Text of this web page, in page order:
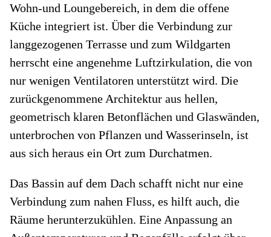
Wohn-und Loungebereich, in dem die offene
Küche integriert ist. Über die Verbindung zur
langgezogenen Terrasse und zum Wildgarten
herrscht eine angenehme Luftzirkulation, die von
nur wenigen Ventilatoren unterstützt wird. Die
zurückgenommene Architektur aus hellen,
geometrisch klaren Betonflächen und Glaswänden,
unterbrochen von Pflanzen und Wasserinseln, ist
aus sich heraus ein Ort zum Durchatmen.
Das Bassin auf dem Dach schafft nicht nur eine
Verbindung zum nahen Fluss, es hilft auch, die
Räume herunterzukühlen. Eine Anpassung an